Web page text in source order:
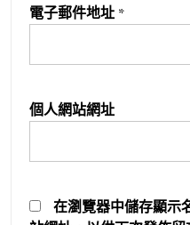
電子郵件地址 *
個人網站網址
在瀏覽器中儲存顯示